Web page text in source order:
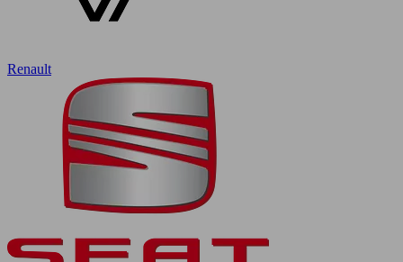
Renault